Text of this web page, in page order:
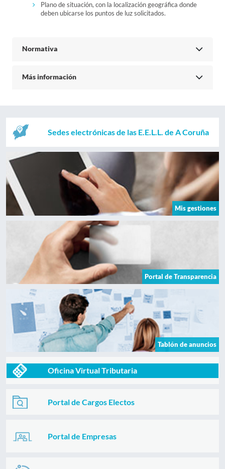
Plano de situación, con la localización geográfica donde
deben ubicarse los puntos de luz solicitados.
Normativa
Más información
Sedes electrónicas de las E.E.L.L. de A Coruña
Mis gestiones
Portal de Transparencia
Tablón de anuncios
Oficina Virtual Tributaria
Portal de Cargos Electos
Portal de Empresas